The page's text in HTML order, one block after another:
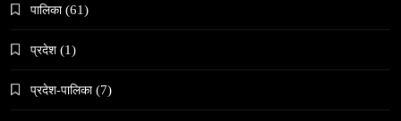
हुम्लामा चैतलो पर्वको रौनक, सांस्कृतिक कार्यक्रम सम्पन्न
पालिका (61)
प्रदेश (1)
प्रदेश-पालिका (7)